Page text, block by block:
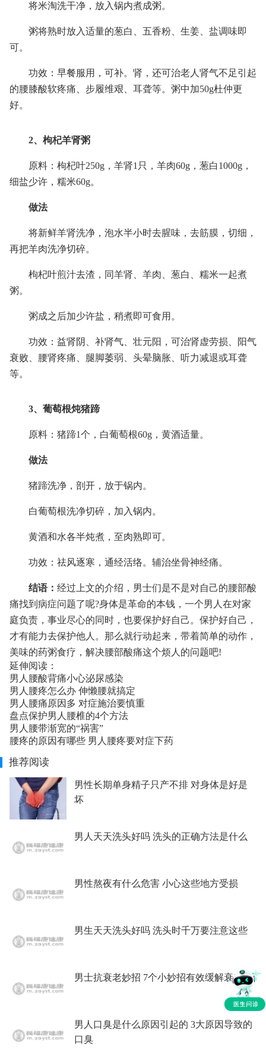
将米淘洗干净，放入锅内煮成粥。
粥将熟时放入适量的葱白、五香粉、生姜、盐调味即
可。
功效：早餐服用，可补。肾，还可治老人肾气不足引起
的腰膝酸软疼痛、步履维艰、耳聋等。粥中加50g杜仲更
好。
2、枸杞羊肾粥
原料：枸杞叶250g，羊肾1只，羊肉60g，葱白1000g，
细盐少许，糯米60g。
做法
将新鲜羊肾洗净，泡水半小时去腥味，去筋膜，切细，
再把羊肉洗净切碎。
枸杞叶煎汁去渣，同羊肾、羊肉、葱白、糯米一起煮
粥。
粥成之后加少许盐，稍煮即可食用。
功效：益肾阴、补肾气、壮元阳，可治肾虚劳损、阳气
衰败、腰肾疼痛、腿脚萎弱、头晕脑胀、听力减退或耳聋
等。
3、葡萄根炖猪蹄
原料：猪蹄1个，白葡萄根60g，黄酒适量。
做法
猪蹄洗净，剖开，放于锅内。
白葡萄根洗净切碎，加入锅内。
黄酒和水各半炖煮，至肉熟即可。
功效：祛风逐寒，通经活络。辅治坐骨神经痛。
结语： 经过上文的介绍，男士们是不是对自己的腰部酸
痛找到病症问题了呢?身体是革命的本钱，一个男人在对家
庭负责，事业尽心的同时，也要保护好自己。保护好自己，
才有能力去保护他人。那么就行动起来，带着简单的动作，
美味的药粥食疗，解决腰部酸痛这个烦人的问题吧!
延伸阅读：
男人腰酸背痛小心泌尿感染
男人腰疼怎么办 伸懒腰就搞定
男人腰痛原因多 对症施治要慎重
盘点保护男人腰椎的4个方法
男人腰带渐宽的“祸害”
腰疼的原因有哪些 男人腰疼要对症下药
推荐阅读
男性长期单身精子只产不排 对身体是好是
坏
男人天天洗头好吗 洗头的正确方法是什么
男性熬夜有什么危害 小心这些地方受损
男生天天洗头好吗 洗头时千万要注意这些
男士抗衰老妙招 7个小妙招有效缓解衰老
男人口臭是什么原因引起的 3大原因导致的
口臭